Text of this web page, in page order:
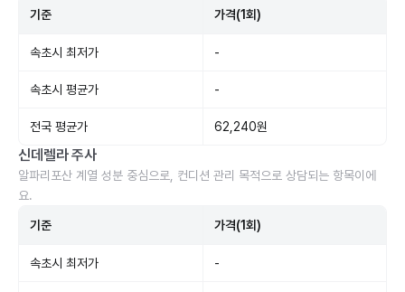
기준 가격(1회)
속초시 최저가 -
속초시 평균가 -
전국 평균가 62,240원
신데렐라 주사
알파리포산 계열 성분 중심으로, 컨디션 관리 목적으로 상담되는 항목이에
요.
기준 가격(1회)
속초시 최저가 -